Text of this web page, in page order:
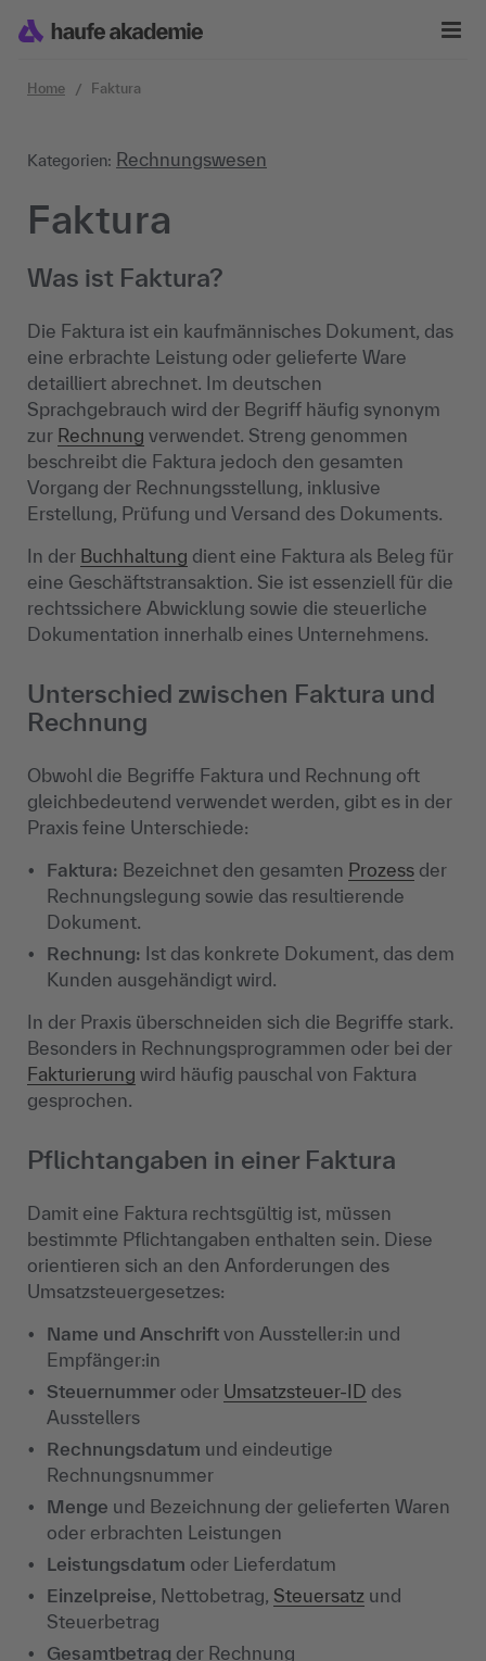
Home Faktura
Kategorien: Rechnungswesen
Faktura
Was ist Faktura?
Die Faktura ist ein kaufmännisches Dokument, das
eine erbrachte Leistung oder gelieferte Ware
detailliert abrechnet. Im deutschen
Sprachgebrauch wird der Begriff häufig synonym
zur Rechnung verwendet. Streng genommen
beschreibt die Faktura jedoch den gesamten
Vorgang der Rechnungsstellung, inklusive
Erstellung, Prüfung und Versand des Dokuments.
In der Buchhaltung dient eine Faktura als Beleg für
eine Geschäftstransaktion. Sie ist essenziell für die
rechtssichere Abwicklung sowie die steuerliche
Dokumentation innerhalb eines Unternehmens.
Unterschied zwischen Faktura und
Rechnung
Obwohl die Begriffe Faktura und Rechnung oft
gleichbedeutend verwendet werden, gibt es in der
Praxis feine Unterschiede:
Faktura: Bezeichnet den gesamten Prozess der
Rechnungslegung sowie das resultierende
Dokument.
Rechnung: Ist das konkrete Dokument, das dem
Kunden ausgehändigt wird.
In der Praxis überschneiden sich die Begriffe stark.
Besonders in Rechnungsprogrammen oder bei der
Fakturierung wird häufig pauschal von Faktura
gesprochen.
Pflichtangaben in einer Faktura
Damit eine Faktura rechtsgültig ist, müssen
bestimmte Pflichtangaben enthalten sein. Diese
orientieren sich an den Anforderungen des
Umsatzsteuergesetzes:
Name und Anschrift von Aussteller:in und
Empfänger:in
Steuernummer oder Umsatzsteuer-ID des
Ausstellers
Rechnungsdatum und eindeutige
Rechnungsnummer
Menge und Bezeichnung der gelieferten Waren
oder erbrachten Leistungen
Leistungsdatum oder Lieferdatum
Einzelpreise, Nettobetrag, Steuersatz und
Steuerbetrag
Gesamtbetrag der Rechnung